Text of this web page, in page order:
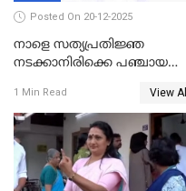
Posted On 20-12-2025
നാളെ സത്യപ്രതിജ്ഞ
നടക്കാനിരിക്കെ പഞ്ചായത്ത്
1 Min Read View All